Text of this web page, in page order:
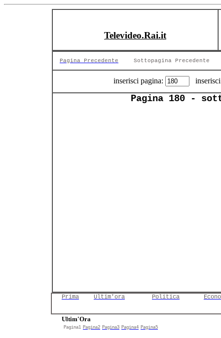
Televideo.Rai.it
Pagina Precedente Sottopagina Precedente
inserisci pagina:
Pagina 180 -
Prima Ultim'ora Politica
Ultim'Ora
Pagina1 Pagina2 Pagina3 Pagina4 Pagina5